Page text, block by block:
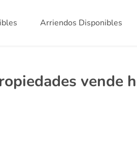
Arriendos Disponibles
vende